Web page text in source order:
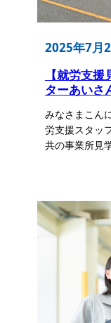
2025年7月
【就労支
ターあいさ
みなさまこん
労支援スタッ
共の事業所見